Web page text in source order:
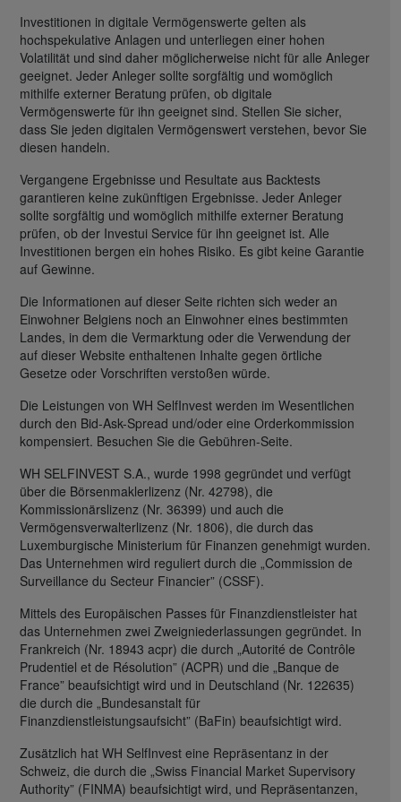
Investitionen in digitale Vermögenswerte gelten als
hochspekulative Anlagen und unterliegen einer hohen
Volatilität und sind daher möglicherweise nicht für alle Anleger
geeignet. Jeder Anleger sollte sorgfältig und womöglich
mithilfe externer Beratung prüfen, ob digitale
Vermögenswerte für ihn geeignet sind. Stellen Sie sicher,
dass Sie jeden digitalen Vermögenswert verstehen, bevor Sie
diesen handeln.
Vergangene Ergebnisse und Resultate aus Backtests
garantieren keine zukünftigen Ergebnisse. Jeder Anleger
sollte sorgfältig und womöglich mithilfe externer Beratung
prüfen, ob der Investui Service für ihn geeignet ist. Alle
Investitionen bergen ein hohes Risiko. Es gibt keine Garantie
auf Gewinne.
Die Informationen auf dieser Seite richten sich weder an
Einwohner Belgiens noch an Einwohner eines bestimmten
Landes, in dem die Vermarktung oder die Verwendung der
auf dieser Website enthaltenen Inhalte gegen örtliche
Gesetze oder Vorschriften verstoßen würde.
Die Leistungen von WH SelfInvest werden im Wesentlichen
durch den Bid-Ask-Spread und/oder eine Orderkommission
kompensiert. Besuchen Sie die Gebühren-Seite.
WH SELFINVEST S.A., wurde 1998 gegründet und verfügt
über die Börsenmaklerlizenz (Nr. 42798), die
Kommissionärslizenz (Nr. 36399) und auch die
Vermögensverwalterlizenz (Nr. 1806), die durch das
Luxemburgische Ministerium für Finanzen genehmigt wurden.
Das Unternehmen wird reguliert durch die „Commission de
Surveillance du Secteur Financier” (CSSF).
Mittels des Europäischen Passes für Finanzdienstleister hat
das Unternehmen zwei Zweigniederlassungen gegründet. In
Frankreich (Nr. 18943 acpr) die durch „Autorité de Contrôle
Prudentiel et de Résolution” (ACPR) und die „Banque de
France” beaufsichtigt wird und in Deutschland (Nr. 122635)
die durch die „Bundesanstalt für
Finanzdienstleistungsaufsicht” (BaFin) beaufsichtigt wird.
Zusätzlich hat WH SelfInvest eine Repräsentanz in der
Schweiz, die durch die „Swiss Financial Market Supervisory
Authority” (FINMA) beaufsichtigt wird, und Repräsentanzen,